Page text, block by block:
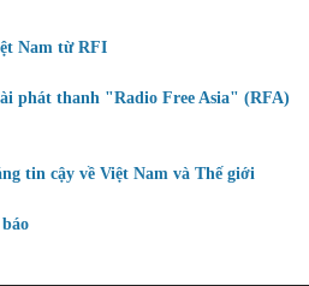
Nam từ RFI
phát thanh "Radio Free Asia" (RFA)
tin cậy về Việt Nam và Thế giới